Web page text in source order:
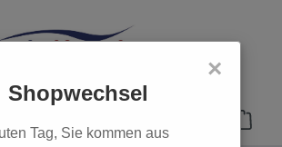
×
Shopwechsel
Tag, Sie kommen aus